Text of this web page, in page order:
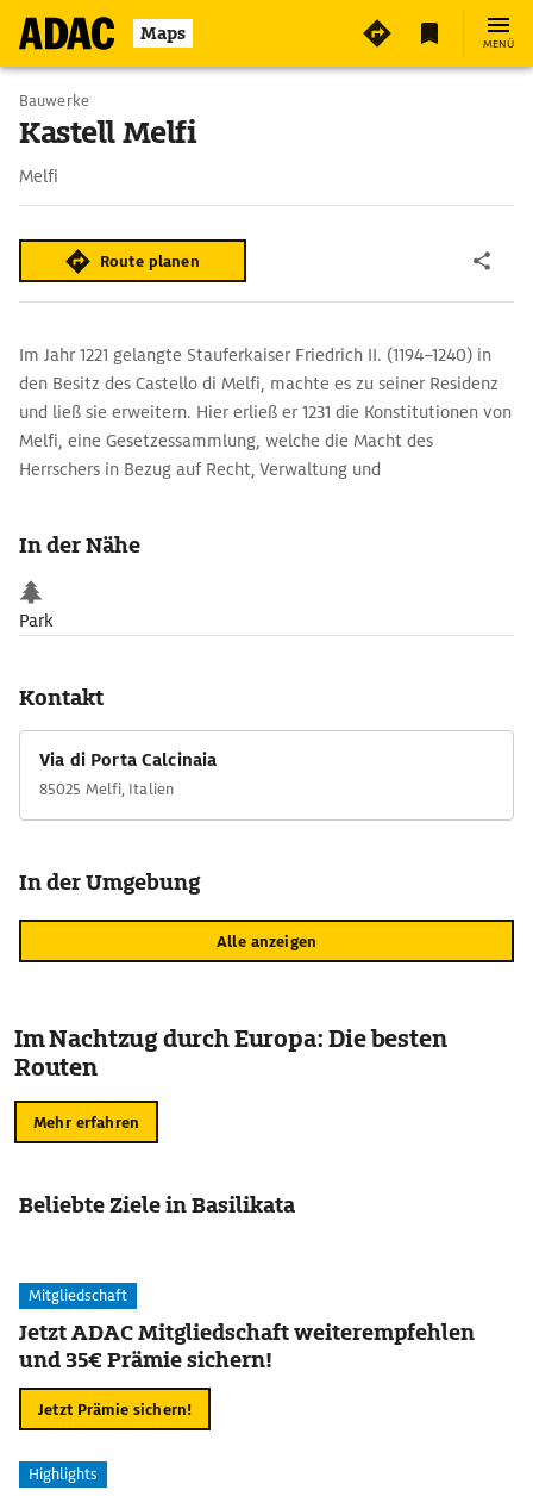
Maps MENÜ
Bauwerke
Kastell Melfi
Melfi
Route planen
Im Jahr 1221 gelangte Stauferkaiser Friedrich II. (1194–1240) in
den Besitz des Castello di Melfi, machte es zu seiner Residenz
und ließ sie erweitern. Hier erließ er 1231 die Konstitutionen von
Melfi, eine Gesetzessammlung, welche die Macht des
Herrschers in ­Bezug auf Recht, Verwaltung und
ausgebaut und modernisiert, weshalb sie mehrere Stilepochen
in sich vereint.
In der Nähe
Park
Kontakt
Via di Porta Calcinaia
85025 Melfi, Italien
In der Umgebung
Alle anzeigen
Im Nachtzug durch Europa: Die besten
Routen
Mehr erfahren
Beliebte Ziele in Basilikata
Mitgliedschaft
Jetzt ADAC Mitgliedschaft weiterempfehlen
und 35€ Prämie sichern!
Jetzt Prämie sichern!
Highlights